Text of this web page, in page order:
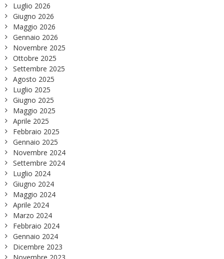
Luglio 2026
Giugno 2026
Maggio 2026
Gennaio 2026
Novembre 2025
Ottobre 2025
Settembre 2025
Agosto 2025
Luglio 2025
Giugno 2025
Maggio 2025
Aprile 2025
Febbraio 2025
Gennaio 2025
Novembre 2024
Settembre 2024
Luglio 2024
Giugno 2024
Maggio 2024
Aprile 2024
Marzo 2024
Febbraio 2024
Gennaio 2024
Dicembre 2023